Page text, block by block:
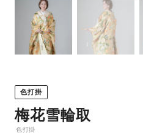
色打掛
梅花雪輪取
色打掛